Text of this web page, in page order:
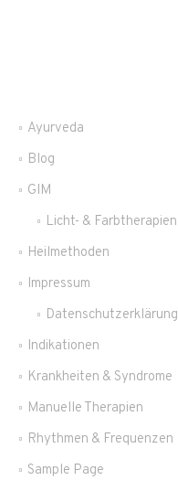
Ayurveda
Blog
GIM
Licht- & Farbtherapien
Heilmethoden
Impressum
Datenschutzerklärung
Indikationen
Krankheiten & Syndrome
Manuelle Therapien
Rhythmen & Frequenzen
Sample Page